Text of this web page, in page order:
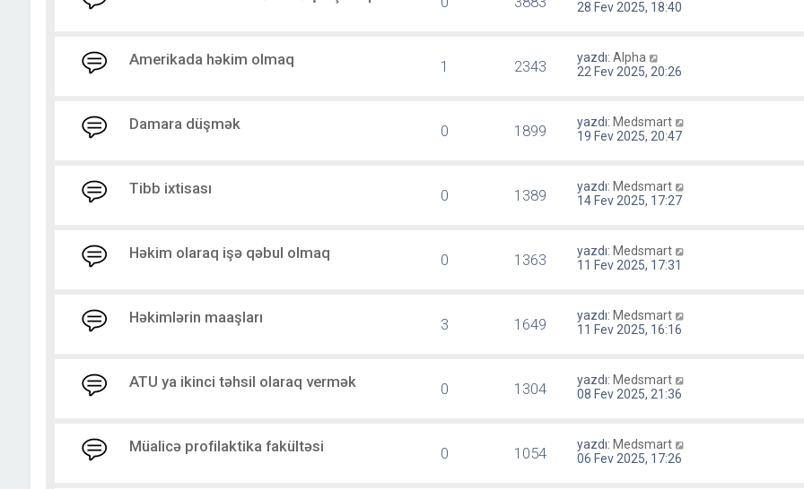
28 Fev 2025, 18:40
Amerikada həkim olmaq 1 2343 yazdı:Alpha
22 Fev 2025, 20:26
Damara düşmək 0 1899 yazdı: Medsmart
19 Fev 2025, 20:47
Tibb ixtisası 0 1389 yazdı: Medsmart
14 Fev 2025, 17:27
Həkim olaraq işə qəbul olmaq 0 1363 yazdı: Medsmart
11 Fev 2025, 17:31
Həkimlərin maaşları 3 1649 yazdı: Medsmart
11 Fev 2025, 16:16
ATU ya ikinci təhsil olaraq vermək 0 1304 yazdı: Medsmart
08 Fev 2025, 21:36
Müalicə profilaktika fakültəsi 0 1054 yazdı: Medsmart
06 Fev 2025, 17:26